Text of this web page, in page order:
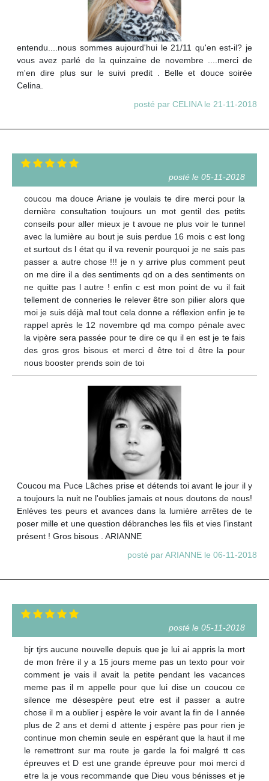
entendu....nous sommes aujourd'hui le 21/11 qu'en est-il? je
vous avez parlé de la quinzaine de novembre ....merci de
m'en dire plus sur le suivi predit . Belle et douce soirée
Celina.
posté par CELINA le 21-11-2018
posté le 05-11-2018
coucou ma douce Ariane je voulais te dire merci pour la
dernière consultation toujours un mot gentil des petits
conseils pour aller mieux je t avoue ne plus voir le tunnel
avec la lumière au bout je suis perdue 16 mois c est long
et surtout ds l état qu il va revenir pourquoi je ne sais pas
passer a autre chose !!! je n y arrive plus comment peut
on me dire il a des sentiments qd on a des sentiments on
ne quitte pas l autre ! enfin c est mon point de vu il fait
tellement de conneries le relever être son pilier alors que
moi je suis déjà mal tout cela donne a réflexion enfin je te
rappel après le 12 novembre qd ma compo pénale avec
la vipère sera passée pour te dire ce qu il en est je te fais
des gros gros bisous et merci d être toi d être la pour
nous booster prends soin de toi
Coucou ma Puce Lâches prise et détends toi avant le jour il y
a toujours la nuit ne l'oublies jamais et nous doutons de nous!
Enlèves tes peurs et avances dans la lumière arrêtes de te
poser mille et une question débranches les fils et vies l'instant
présent ! Gros bisous . ARIANNE
posté par ARIANNE le 06-11-2018
posté le 05-11-2018
bjr tjrs aucune nouvelle depuis que je lui ai appris la mort
de mon frère il y a 15 jours meme pas un texto pour voir
comment je vais il avait la petite pendant les vacances
meme pas il m appelle pour que lui dise un coucou ce
silence me désespère peut etre est il passer a autre
chose il m a oublier j espère le voir avant la fin de l année
plus de 2 ans et demi d attente j espère pas pour rien je
continue mon chemin seule en espérant que la haut il me
le remettront sur ma route je garde la foi malgré tt ces
épreuves et D est une grande épreuve pour moi merci d
etre la je vous recommande que Dieu vous bénisses et je